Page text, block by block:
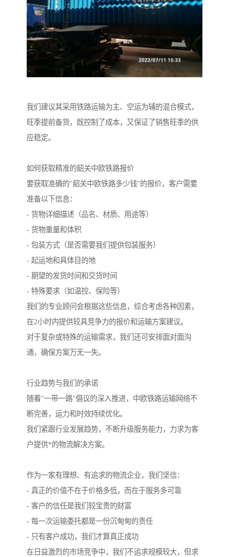
我们建议其采用铁路运输为主、空运为辅的混合模式，
旺季提前备货，既控制了成本，又保证了销售旺季的供
应稳定。
如何获取精准的韶关中欧铁路报价
要获取准确的"韶关中欧铁路多少钱"的报价，客户需要
准备以下信息：
- 货物详细描述（品名、材质、用途等）
- 货物重量和体积
- 包装方式（是否需要我们提供包装服务）
- 起运地和具体目的地
- 期望的发货时间和交货时间
- 特殊要求（如温控、保险等）
我们的专业顾问会根据这些信息，综合考虑各种因素，
在2小时内提供较具竞争力的报价和运输方案建议。
对于复杂或特殊的运输需求，我们还可安排面对面沟
通，确保方案万无一失。
行业趋势与我们的承诺
随着"一带一路"倡议的深入推进，中欧铁路运输网络不
断完善，运力和时效持续优化。
我们紧跟行业发展趋势，不断升级服务能力，力求为客
户提供*的物流解决方案。
作为一家有理想、有追求的物流企业，我们坚信：
- 真正的价值不在于价格多低，而在于服务多可靠
- 客户的信任是我们较宝贵的财富
- 每一次运输委托都是一份沉甸甸的责任
- 只有客户成功，我们才算真正成功
在日益激烈的市场竞争中，我们不追求规模较大，但求